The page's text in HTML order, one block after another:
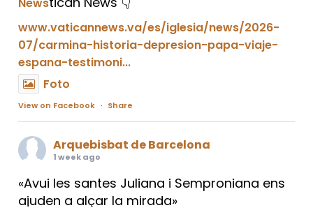
www.vaticannews.va/es/iglesia/news/2026-
07/carmina-historia-depresion-papa-viaje-
espana-testimoni...
Foto
View on Facebook · Share
Arquebisbat de Barcelona
1 week ago
«Avui les santes Juliana i Semproniana ens
ajuden a alçar la mirada»